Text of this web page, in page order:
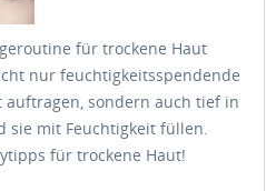
für trockene Haut
nur feuchtigkeitsspendende
sondern auch tief in
sie mit Feuchtigkeit füllen.
für trockene Haut!